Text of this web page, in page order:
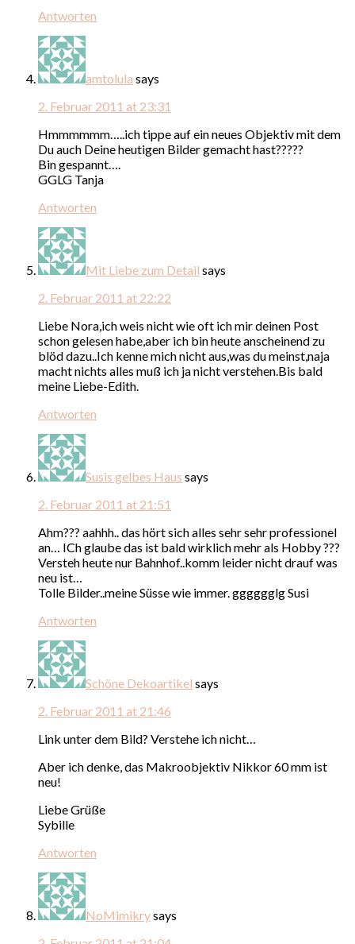
Antworten
amtolula says
2. Februar 2011 at 23:31
Hmmmmmm…..ich tippe auf ein neues Objektiv mit dem
Du auch Deine heutigen Bilder gemacht hast?????
Bin gespannt….
GGLG Tanja
Antworten
Mit Liebe zum Detail says
2. Februar 2011 at 22:22
Liebe Nora,ich weis nicht wie oft ich mir deinen Post
schon gelesen habe,aber ich bin heute anscheinend zu
blöd dazu..Ich kenne mich nicht aus,was du meinst,naja
macht nichts alles muß ich ja nicht verstehen.Bis bald
meine Liebe-Edith.
Antworten
Susis gelbes Haus says
2. Februar 2011 at 21:51
Ahm??? aahhh.. das hört sich alles sehr sehr professionel
an… ICh glaube das ist bald wirklich mehr als Hobby ???
Versteh heute nur Bahnhof..komm leider nicht drauf was
neu ist…
Tolle Bilder..meine Süsse wie immer. gggggglg Susi
Antworten
Schöne Dekoartikel says
2. Februar 2011 at 21:46
Link unter dem Bild? Verstehe ich nicht…
Aber ich denke, das Makroobjektiv Nikkor 60 mm ist
neu!
Liebe Grüße
Sybille
Antworten
NoMimikrysays